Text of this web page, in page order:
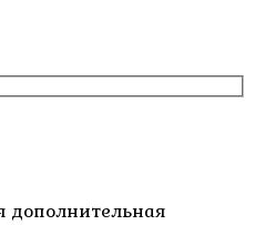
дополнительная